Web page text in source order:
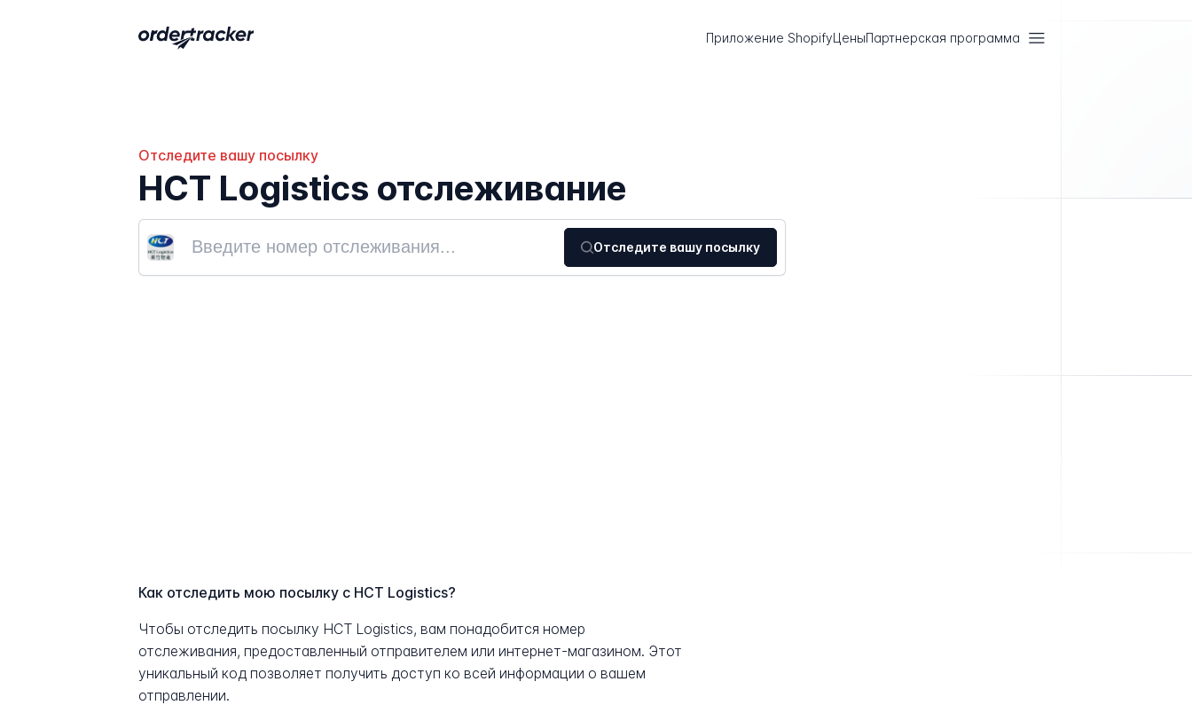
Приложение ShopifyЦеныПартнерская программа
Отследите вашу посылку
HCT Logistics отслеживание
Отследите вашу посылку
Как отследить мою посылку с HCT Logistics?
Чтобы отследить посылку HCT Logistics, вам понадобится номер
отслеживания, предоставленный отправителем или интернет-магазином. Этот
уникальный код позволяет получить доступ ко всей информации о вашем
отправлении.